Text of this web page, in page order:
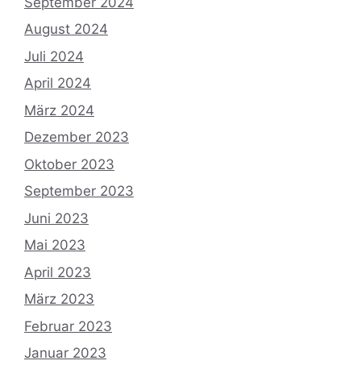
August 2024
Juli 2024
April 2024
März 2024
Dezember 2023
Oktober 2023
September 2023
Juni 2023
Mai 2023
April 2023
März 2023
Februar 2023
Januar 2023